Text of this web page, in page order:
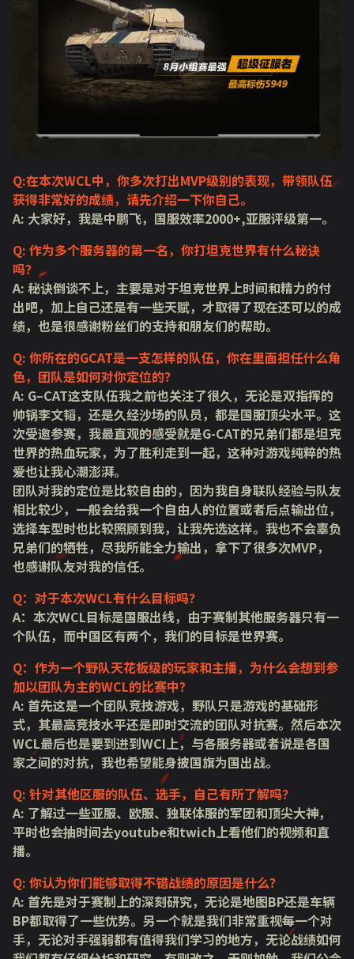
Q:在本次WCL中，你多次打出MVP级别的表现，带领队伍
获得非常好的成绩，请先介绍一下你自己。
A: 大家好，我是中鹏飞，国服效率2000+,亚服评级第一。
Q: 作为多个服务器的第一名，你打坦克世界有什么秘诀
吗？
A: 秘诀倒谈不上，主要是对于坦克世界上时间和精力的付
出吧，加上自己还是有一些天赋，才取得了现在还可以的成
绩，也是很感谢粉丝们的支持和朋友们的帮助。
Q: 你所在的GCAT是一支怎样的队伍，你在里面担任什么角
色，团队是如何对你定位的？
A: G–CAT这支队伍我之前也关注了很久，无论是双指挥的
帅锅李文韬，还是久经沙场的队员，都是国服顶尖水平。这
次受邀参赛，我最直观的感受就是G-CAT的兄弟们都是坦克
世界的热血玩家，为了胜利走到一起，这种对游戏纯粹的热
爱也让我心潮澎湃。
团队对我的定位是比较自由的，因为我自身联队经验与队友
相比较少，一般会给我一个自由人的位置或者后点输出位，
选择车型时也比较照顾到我，让我先选这样。我也不会辜负
兄弟们的牺牲，尽我所能全力输出，拿下了很多次MVP，
也感谢队友对我的信任。
Q：对于本次WCL有什么目标吗？
A：本次WCL目标是国服出线，由于赛制其他服务器只有一
个队伍，而中国区有两个，我们的目标是世界赛。
Q：作为一个野队天花板级的玩家和主播，为什么会想到参
加以团队为主的WCL的比赛中？
A: 首先这是一个团队竞技游戏，野队只是游戏的基础形
式，其最高竞技水平还是即时交流的团队对抗赛。然后本次
WCL最后也是要到进到WCI上，与各服务器或者说是各国
家之间的对抗，我也希望能身披国旗为国出战。
Q: 针对其他区服的队伍、选手，自己有所了解吗？
A: 了解过一些亚服、欧服、独联体服的军团和顶尖大神，
平时也会抽时间去youtube和twich上看他们的视频和直
播。
Q: 你认为你们能够取得不错战绩的原因是什么？
A: 首先是对于赛制上的深刻研究，无论是地图BP还是车辆
BP都取得了一些优势。另一个就是我们非常重视每一个对
手，无论对手强弱都有值得我们学习的地方，无论战绩如何